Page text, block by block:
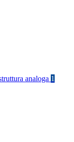
analoga 1